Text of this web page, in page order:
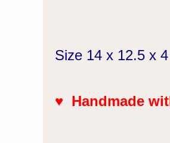
Size 14 x 12.5 x
♥ Handmade